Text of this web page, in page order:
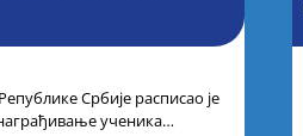
Србије расписао је
ученика